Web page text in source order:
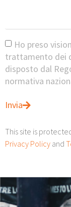
Ho preso
trattamento dei
disposto dal
normativa
Invia
This site is
Privacy Policy and